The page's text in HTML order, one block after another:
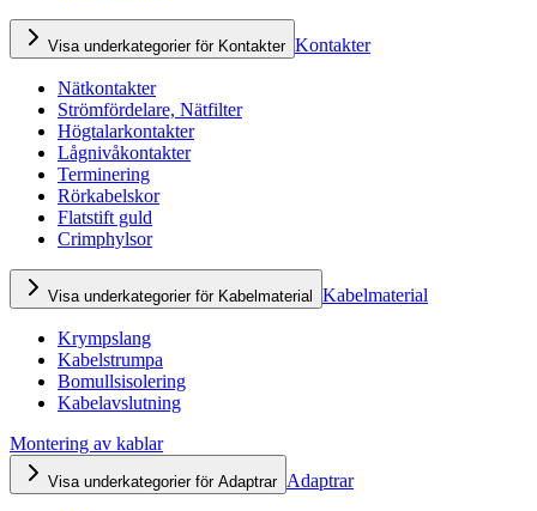
Visa underkategorier för Kontakter Kontakter
Nätkontakter
Strömfördelare, Nätfilter
Högtalarkontakter
Lågnivåkontakter
Terminering
Rörkabelskor
Flatstift guld
Crimphylsor
Visa underkategorier för Kabelmaterial Kabelmaterial
Krympslang
Kabelstrumpa
Bomullsisolering
Kabelavslutning
Montering av kablar
Visa underkategorier för Adaptrar Adaptrar